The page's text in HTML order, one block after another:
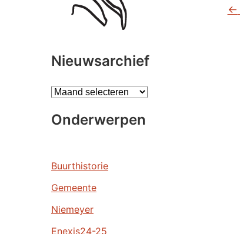
Nieuwsarchief
A
c
e
e
n
Onderwerpen
Buurthistorie
Gemeente
Niemeyer
Enexis24-25
←